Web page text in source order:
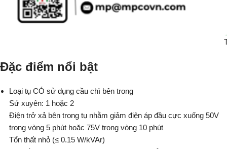
Đặc điểm nổi bật
Loại tụ CÓ sử dụng cầu chì bên trong
Sứ xuyên: 1 hoặc 2
Điện trở xả bên trong tụ nhằm giảm điện áp đầu cực xuống 50V
trong vòng 5 phút hoặc 75V trong vòng 10 phút
Tổn thất nhỏ (≤ 0.15 W/kVAr)